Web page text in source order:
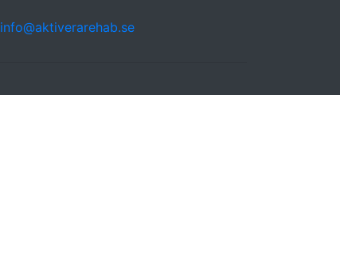
info@aktiverarehab.se